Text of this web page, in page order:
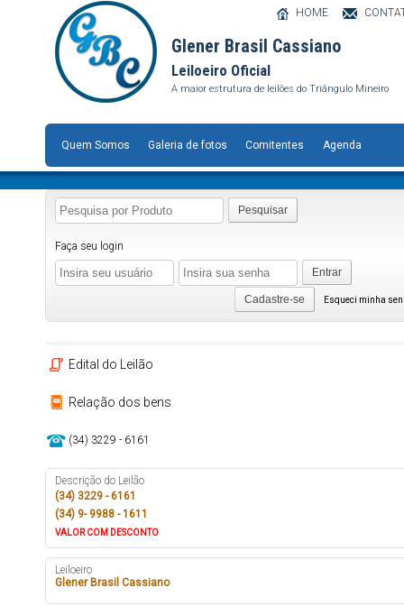
Glener Brasil Cassiano
Leiloeiro Oficial
A maior estrutura de leilões do Triângulo Mineiro
HOME
Quem Somos Galeria de fotos Comitentes Agenda
Pesquisar
Faça seu login
Entrar
Esqueci minha
Cadastre-se
Edital do Leilão
Relação dos bens
(34) 3229 - 6161
Descrição do Leilão
(34) 3229 - 6161
(34) 9- 9988 - 1611
VALOR COM DESCONTO
Leiloeiro
Glener Brasil Cassiano